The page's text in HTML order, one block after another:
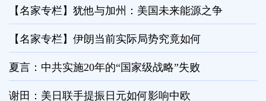
【名家专栏】犹他与加州：美国未来能源之争
【名家专栏】伊朗当前实际局势究竟如何
夏言：中共实施20年的“国家级战略”失败
谢田：美日联手提振日元如何影响中欧